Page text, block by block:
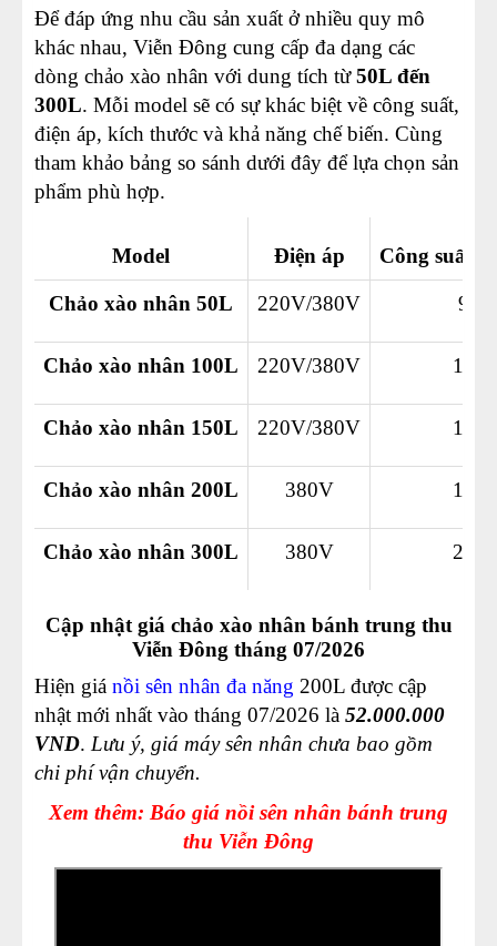
Để đáp ứng nhu cầu sản xuất ở nhiều quy mô
khác nhau, Viễn Đông cung cấp đa dạng các
dòng chảo xào nhân với dung tích từ50L đến
300L. Mỗi model sẽ có sự khác biệt về công suất,
điện áp, kích thước và khả năng chế biến. Cùng
tham khảo bảng so sánh dưới đây để lựa chọn sản
phẩm phù hợp.
Model Điện áp Công suất
Chảo xào nhân 50L 220V/380V 9
Chảo xào nhân 100L 220V/380V 12
Chảo xào nhân 150L 220V/380V 15
Chảo xào nhân 200L 380V 18
Chảo xào nhân 300L 380V 24
Cập nhật giá chảo xào nhân bánh trung thu
Viễn Đông tháng 07/2026
Hiện giá nồi sên nhân đa năng 200L được cập
nhật mới nhất vào tháng 07/2026 là 52.000.000
VND. Lưu ý, giá máy sên nhân chưa bao gồm
chi phí vận chuyển.
Xem thêm: Báo giá nồi sên nhân bánh trung
thu Viễn Đông